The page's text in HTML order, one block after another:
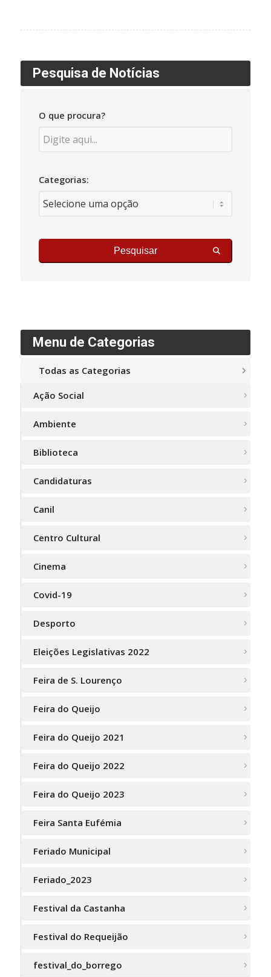
Pesquisa de Notícias
O que procura?
Categorias:
Pesquisar
Menu de Categorias
Todas as Categorias
Ação Social
Ambiente
Biblioteca
Candidaturas
Canil
Centro Cultural
Cinema
Covid-19
Desporto
Eleições Legislativas 2022
Feira de S. Lourenço
Feira do Queijo
Feira do Queijo 2021
Feira do Queijo 2022
Feira do Queijo 2023
Feira Santa Eufémia
Feriado Municipal
Feriado_2023
Festival da Castanha
Festival do Requeijão
festival_do_borrego